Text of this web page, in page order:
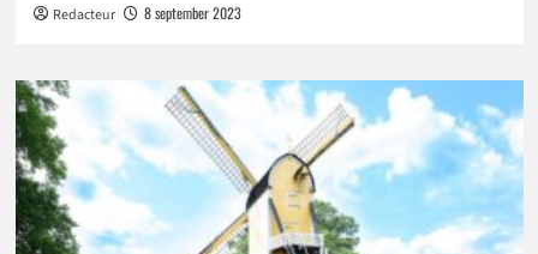
Redacteur 8 september 2023